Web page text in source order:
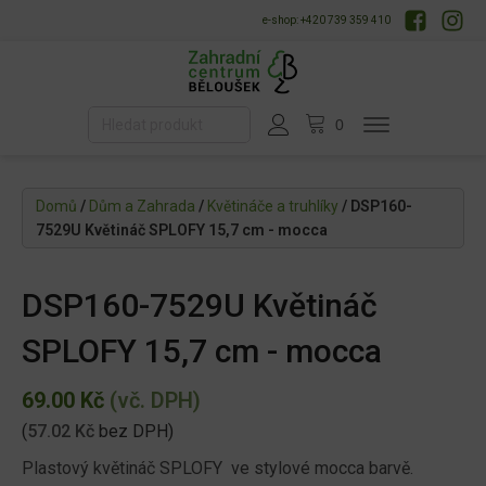
e-shop: +420 739 359 410
Domů / Dům a Zahrada / Květináče a truhlíky / DSP160-
7529U Květináč SPLOFY 15,7 cm - mocca
DSP160-7529U Květináč
SPLOFY 15,7 cm - mocca
69.00 Kč (vč. DPH)
(57.02 Kč bez DPH)
Plastový květináč SPLOFY ve stylové mocca barvě.